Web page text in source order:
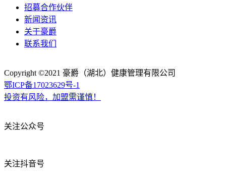
招募合作伙伴
新闻资讯
关于豪爵
联系我们
Copyright ©2021 豪爵（湖北）健康管理有限公司
鄂ICP备17023629号-1
投资有风险，加盟需谨慎！
关注公众号
关注抖音号